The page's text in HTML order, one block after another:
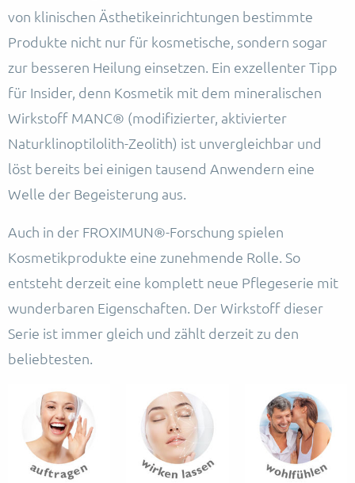
von klinischen Ästhetikeinrichtungen bestimmte
Produkte nicht nur für kosmetische, sondern sogar
zur besseren Heilung einsetzen. Ein exzellenter Tipp
für Insider, denn Kosmetik mit dem mineralischen
Wirkstoff MANC® (modifizierter, aktivierter
Naturklinoptilolith-Zeolith) ist unvergleichbar und
löst bereits bei einigen tausend Anwendern eine
Welle der Begeisterung aus.
Auch in der FROXIMUN®-Forschung spielen
Kosmetikprodukte eine zunehmende Rolle. So
entsteht derzeit eine komplett neue Pflegeserie mit
wunderbaren Eigenschaften. Der Wirkstoff dieser
Serie ist immer gleich und zählt derzeit zu den
beliebtesten.